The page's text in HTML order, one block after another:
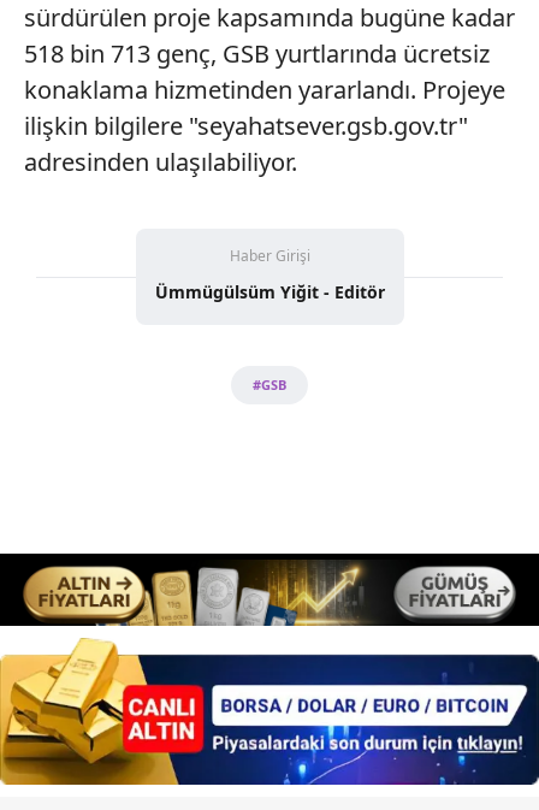
sürdürülen proje kapsamında bugüne kadar
518 bin 713 genç, GSB yurtlarında ücretsiz
konaklama hizmetinden yararlandı. Projeye
ilişkin bilgilere "seyahatsever.gsb.gov.tr"
adresinden ulaşılabiliyor.
Haber Girişi
Ümmügülsüm Yiğit - Editör
#GSB